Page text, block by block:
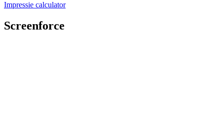
Impressie calculator
Screenforce